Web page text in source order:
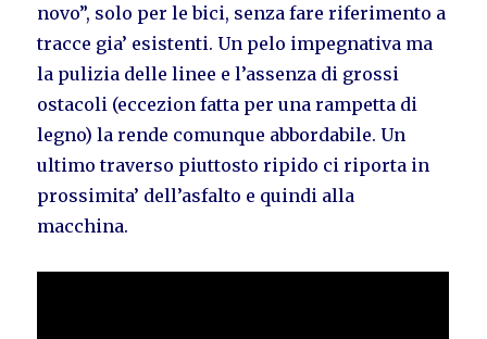
novo”, solo per le bici, senza fare riferimento a
tracce gia’ esistenti. Un pelo impegnativa ma
la pulizia delle linee e l’assenza di grossi
ostacoli (eccezion fatta per una rampetta di
legno) la rende comunque abbordabile. Un
ultimo traverso piuttosto ripido ci riporta in
prossimita’ dell’asfalto e quindi alla
macchina.